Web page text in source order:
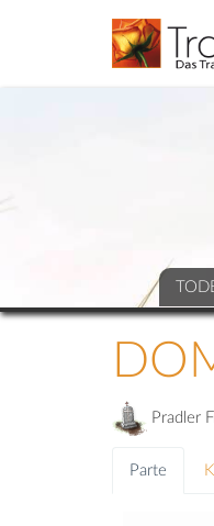
Pradler
Parte